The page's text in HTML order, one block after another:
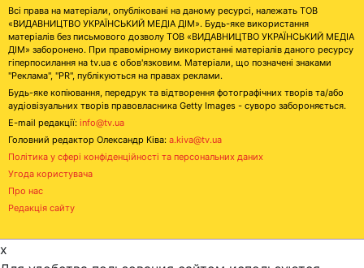
Всі права на матеріали, опубліковані на даному ресурсі, належать ТОВ
«ВИДАВНИЦТВО УКРАЇНСЬКИЙ МЕДІА ДІМ». Будь-яке використання
матеріалів без письмового дозволу ТОВ «ВИДАВНИЦТВО УКРАЇНСЬКИЙ МЕДІА
ДІМ» заборонено. При правомірному використанні матеріалів даного ресурсу
гіперпосилання на tv.ua є обов'язковим. Матеріали, що позначені знаками
"Реклама", "PR", публікуються на правах реклами.
Будь-яке копіювання, передрук та відтворення фотографічних творів та/або
аудіовізуальних творів правовласника Getty Images - суворо забороняється.
E-mail редакції: info@tv.ua
Головний редактор Олександр Ківа: a.kiva@tv.ua
Політика у сфері конфіденційності та персональних даних
Угода користувача
Про нас
Редакція сайту
x